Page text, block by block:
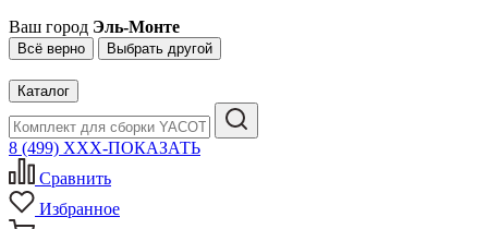
Ваш город Эль-Монте
Всё верно Выбрать другой
Каталог
8 (499) XXX-ПОКАЗАТЬ
Сравнить
Избранное